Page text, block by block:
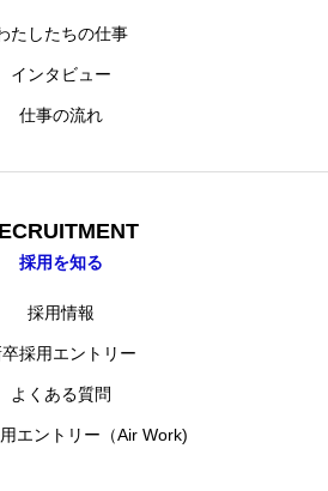
たしたちの仕事
インタビュー
仕事の流れ
採用を知る
採用情報
卒採用エントリー
よくある質問
エントリー（Air Work)